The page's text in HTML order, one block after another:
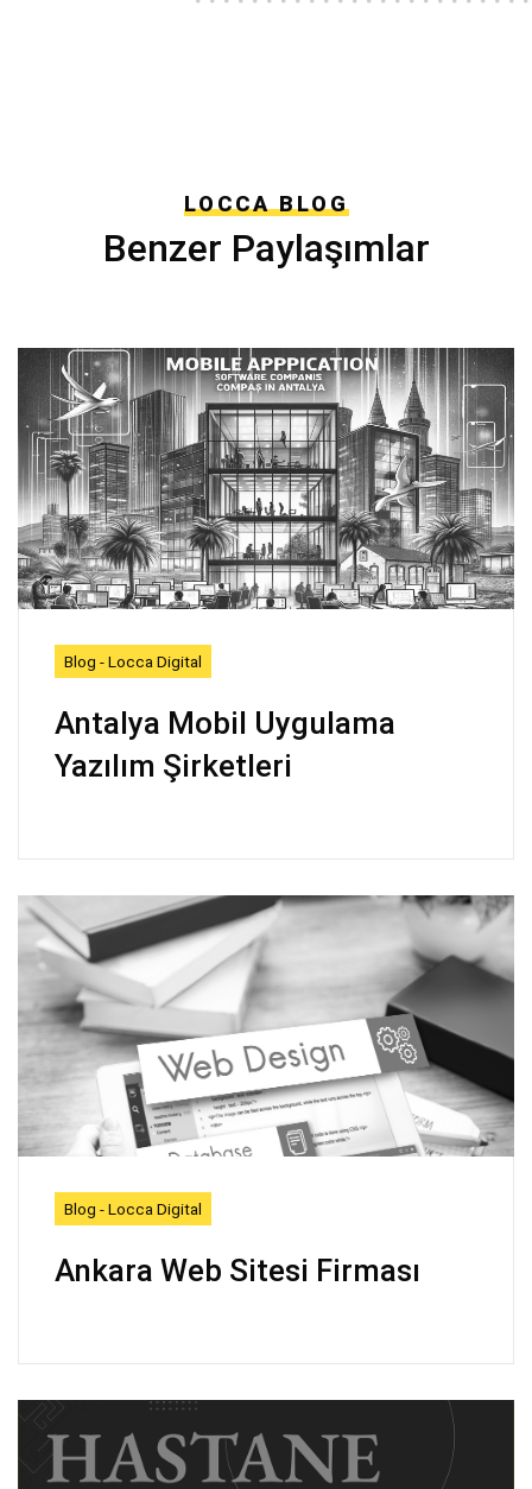
LOCCA BLOG
Benzer Paylaşımlar
Blog - Locca Digital
Antalya Mobil Uygulama
Yazılım Şirketleri
Blog - Locca Digital
Ankara Web Sitesi Firması